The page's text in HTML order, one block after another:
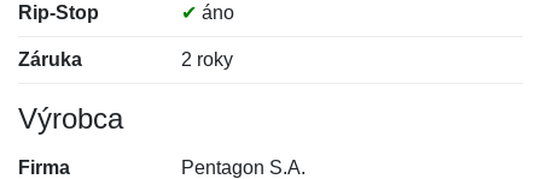
Rip-Stop ✔ áno
Záruka 2 roky
Výrobca
Firma Pentagon S.A.